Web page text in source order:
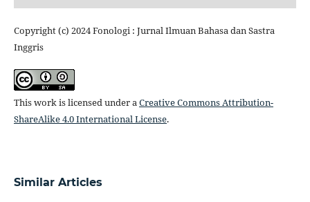
Copyright (c) 2024 Fonologi : Jurnal Ilmuan Bahasa dan Sastra
Inggris
This work is licensed under aCreative Commons Attribution-
ShareAlike 4.0 International License.
Similar Articles